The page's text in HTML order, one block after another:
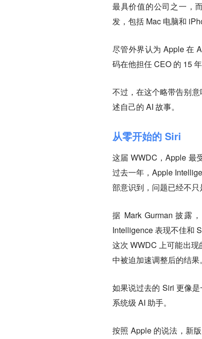
最具价值的公司之一，
发，包括 Mac 电脑和
尽管外界认为 Apple 在
码在他担任 CEO 的 15
不过，在这个略带告别
述自己的 AI 故事。
从零开始的 Siri
这届 WWDC，Apple 最
过去一年，Apple
部意识到，问题已经不只
据 Mark Gurman 披露
Intelligence 表现不佳和
这次 WWDC 上可能出
中被迫加速调整后的结果。
如果说过去的 Siri 更像
系统级 AI 助手。
按照 Apple 的说法，新